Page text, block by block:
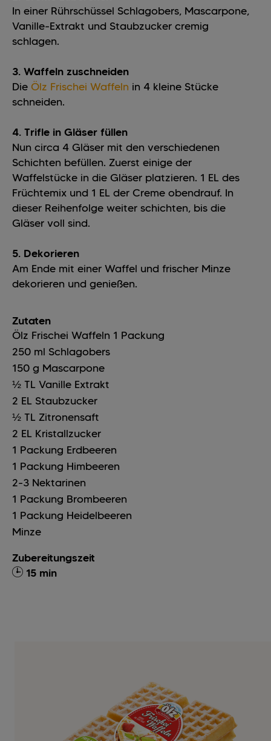
In einer Rührschüssel Schlagobers, Mascarpone,
Vanille-Extrakt und Staubzucker cremig
schlagen.
3. Waffeln zuschneiden
Die Ölz Frischei Waffeln in 4 kleine Stücke
schneiden.
4. Trifle in Gläser füllen
Nun circa 4 Gläser mit den verschiedenen
Schichten befüllen. Zuerst einige der
Waffelstücke in die Gläser platzieren. 1 EL des
Früchtemix und 1 EL der Creme obendrauf. In
dieser Reihenfolge weiter schichten, bis die
Gläser voll sind.
5. Dekorieren
Am Ende mit einer Waffel und frischer Minze
dekorieren und genießen.
Zutaten
Ölz Frischei Waffeln 1 Packung
250 ml Schlagobers
150 g Mascarpone
½ TL Vanille Extrakt
2 EL Staubzucker
½ TL Zitronensaft
2 EL Kristallzucker
1 Packung Erdbeeren
1 Packung Himbeeren
2-3 Nektarinen
1 Packung Brombeeren
1 Packung Heidelbeeren
Minze
Zubereitungszeit
15 min